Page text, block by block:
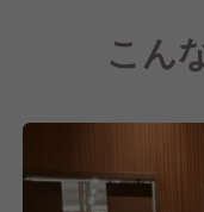
【安心して長く働
★月に9日、きちん
時間。オンオフを
★賞与は年2回。交
です。
こん